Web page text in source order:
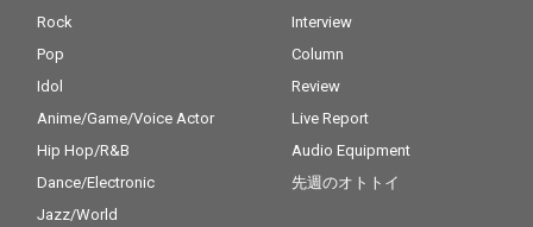
Rock
Pop
Idol
Anime/Game/Voice Actor
Hip Hop/R&B
Dance/Electronic
Jazz/World
Interview
Column
Review
Live Report
Audio Equipment
先週のオトトイ